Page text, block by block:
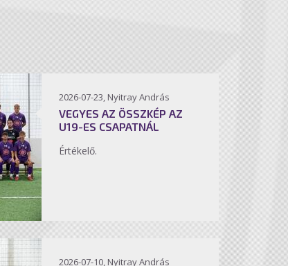
2026-07-23, Nyitray András
VEGYES AZ ÖSSZKÉP AZ
U19-ES CSAPATNÁL
Értékelő.
2026-07-10, Nyitray András